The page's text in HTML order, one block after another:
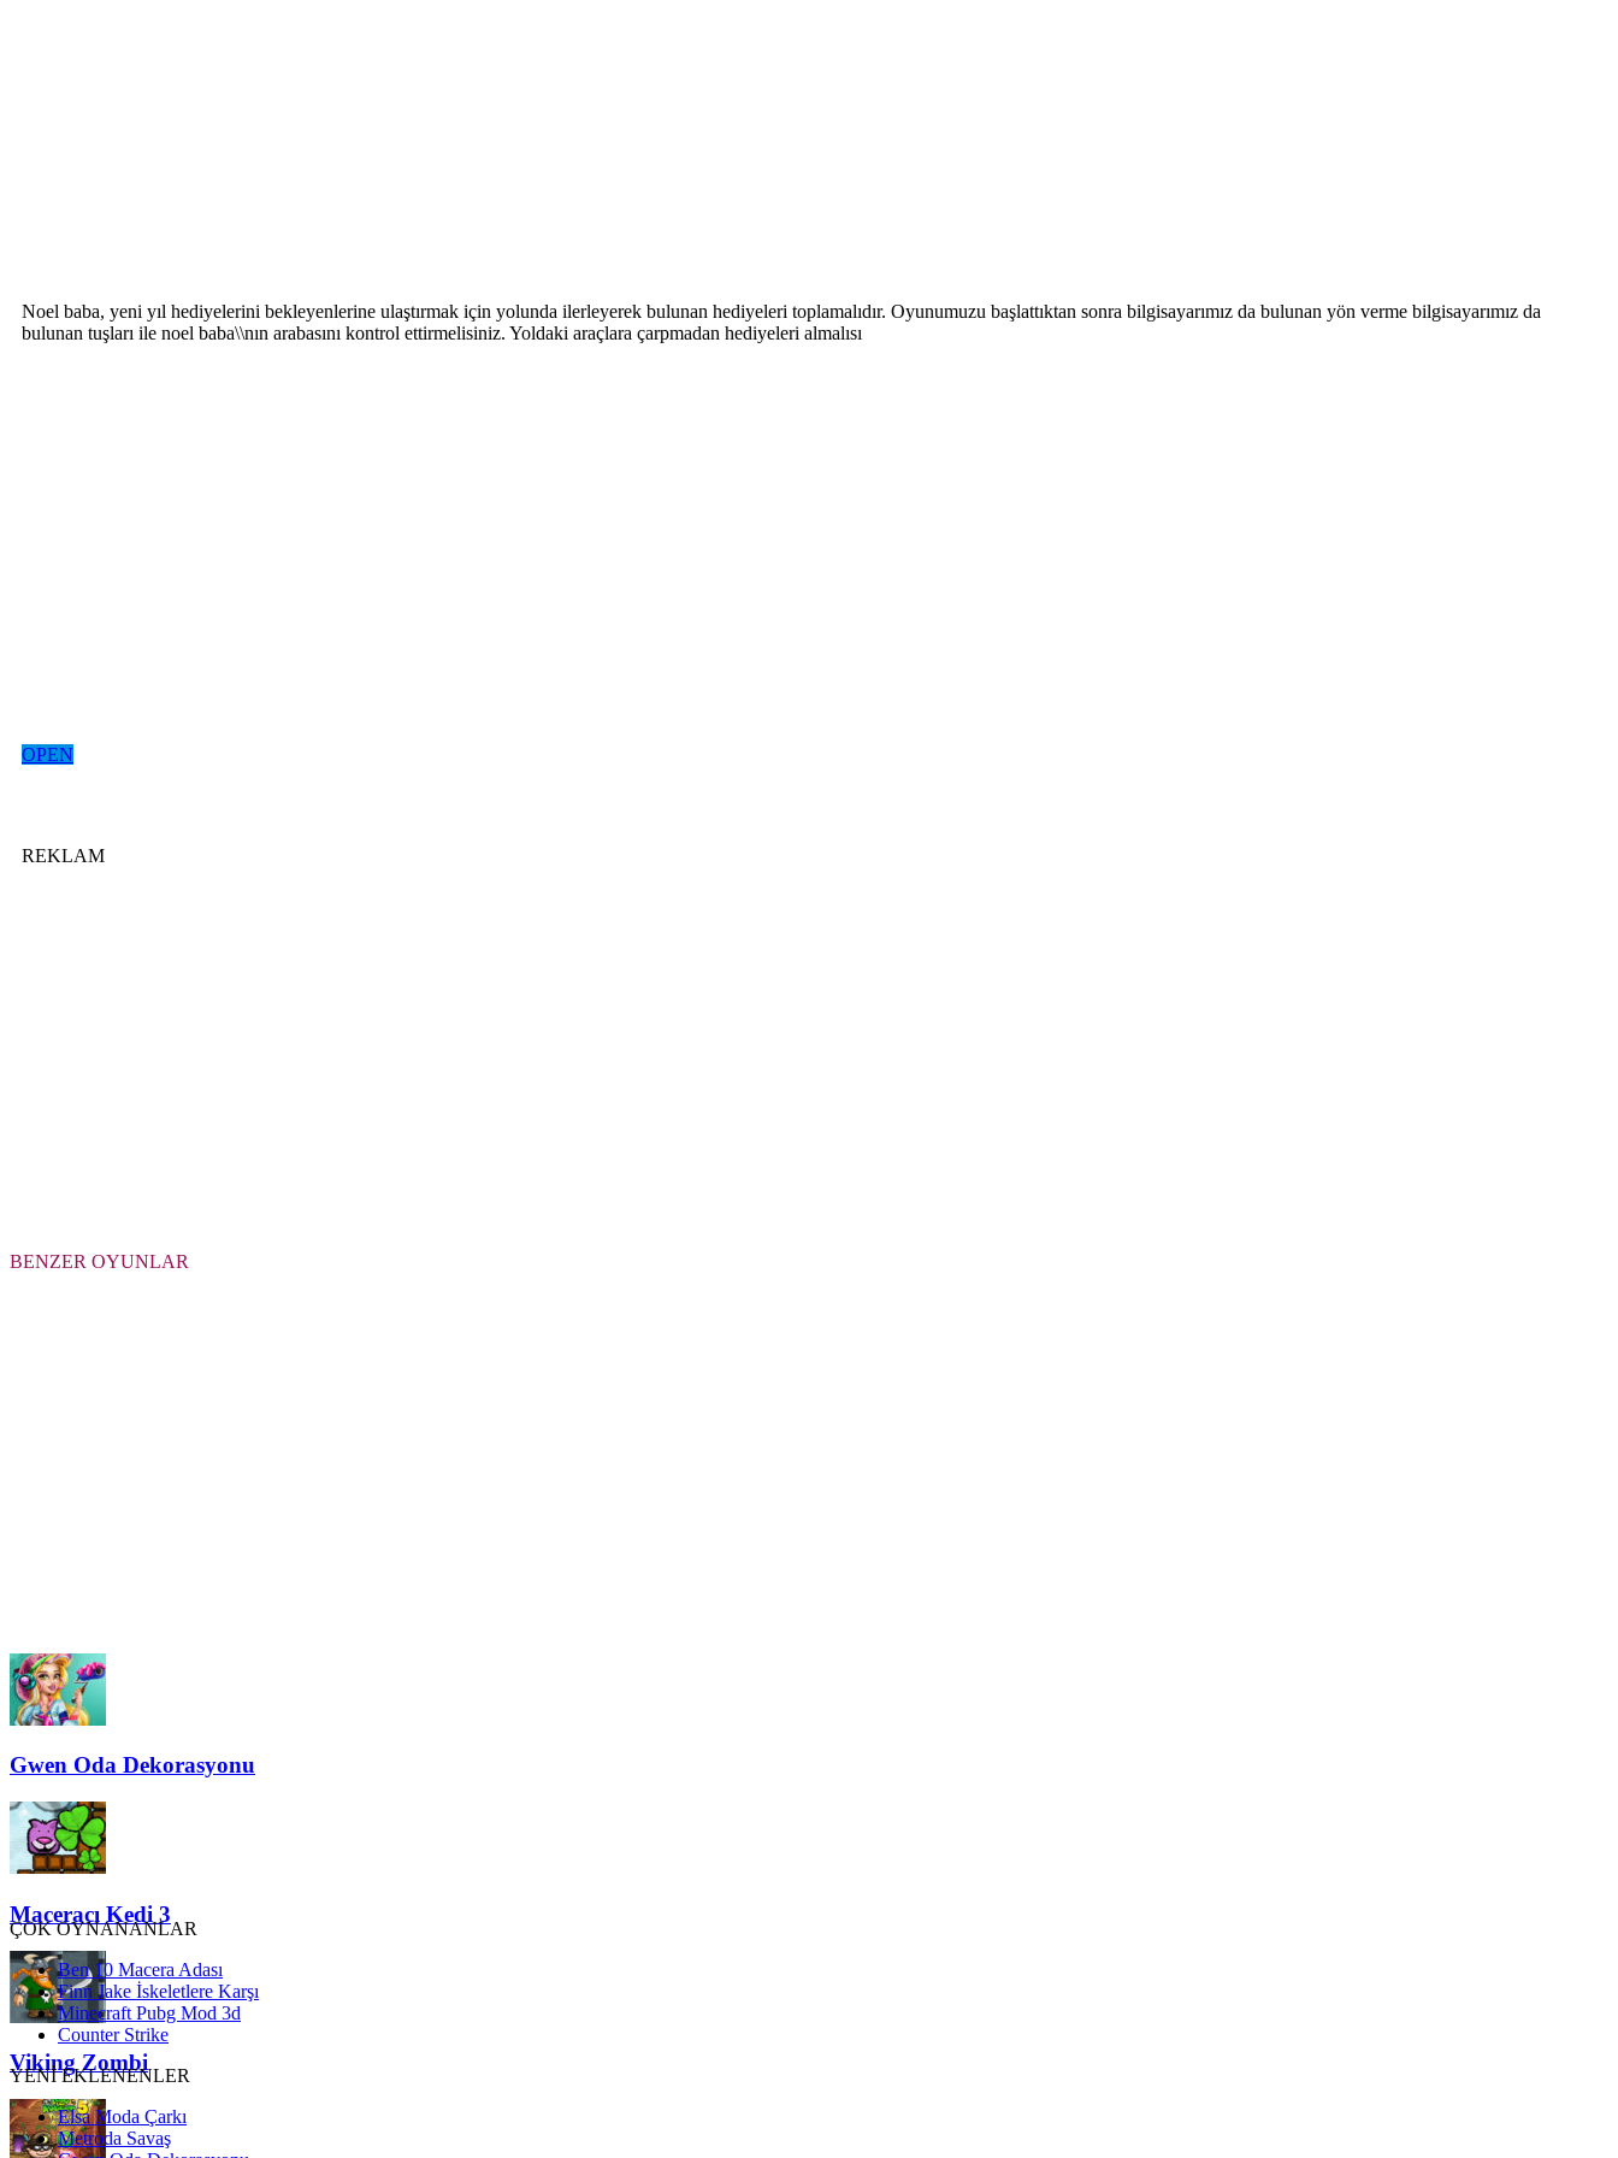
Noel baba, yeni yıl hediyelerini bekleyenlerine ulaştırmak için yolunda ilerleyerek bulunan hediyeleri toplamalıdır. Oyunumuzu başlattıktan sonra bilgisayarımız da bulunan yön verme bilgisayarımız da
bulunan tuşları ile noel baba\\nın arabasını kontrol ettirmelisiniz. Yoldaki araçlara çarpmadan hediyeleri almalısı
OPEN
REKLAM
BENZER OYUNLAR
Gwen Oda Dekorasyonu
Maceracı Kedi 3
Viking Zombi
ÇOK OYNANANLAR
Ben 10 Macera Adası
Finn Jake İskeletlere Karşı
Minecraft Pubg Mod 3d
Counter Strike
YENİ EKLENENLER
Elsa Moda Çarkı
Metroda Savaş